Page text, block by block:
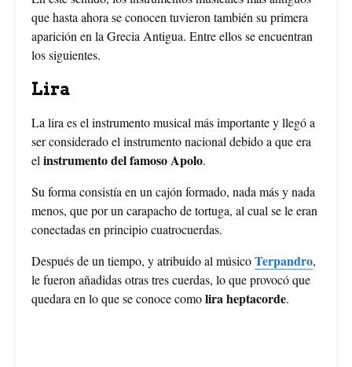
que hasta ahora se conocen tuvieron también su primera
aparición en la Grecia Antigua. Entre ellos se encuentran
los siguientes.
Lira
La lira es el instrumento musical más importante y llegó a
ser considerado el instrumento nacional debido a que era
el instrumento del famoso Apolo.
Su forma consistía en un cajón formado, nada más y nada
menos, que por un carapacho de tortuga, al cual se le eran
conectadas en principio cuatrocuerdas.
Después de un tiempo, y atribuido al músicoTerpandro,
le fueron añadidas otras tres cuerdas, lo que provocó que
quedara en lo que se conoce comolira heptacorde.